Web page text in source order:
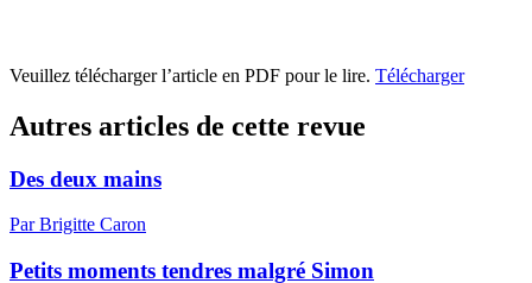
Veuillez télécharger l’article en PDF pour le lire. Télécharger
Autres articles de cette revue
Des deux mains
Par Brigitte Caron
Petits moments tendres malgré Simon